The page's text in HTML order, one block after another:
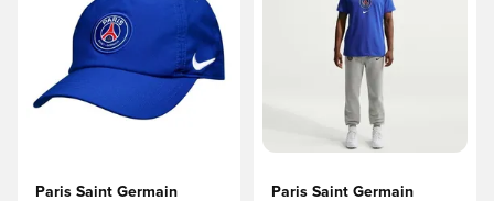
Paris Saint Germain
Paris Saint Germain